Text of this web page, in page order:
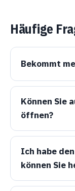
Häufige
Bekommt
Können Sie
öffnen?
Ich habe
können Sie